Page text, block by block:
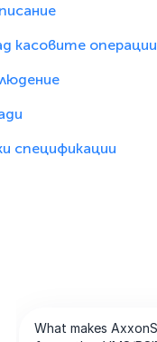
касовите операции
спецификации